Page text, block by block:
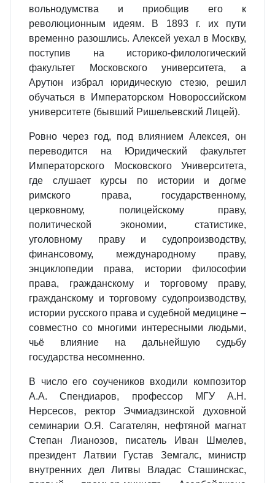
вольнодумства и приобщив его к
революционным идеям. В 1893 г. их пути
временно разошлись. Алексей уехал в Москву,
поступив на историко-филологический
факультет Московского университета, а
Арутюн избрал юридическую стезю, решил
обучаться в Императорском Новороссийском
университете (бывший Ришельевский Лицей).
Ровно через год, под влиянием Алексея, он
переводится на Юридический факультет
Императорского Московского Университета,
где слушает курсы по истории и догме
римского права, государственному,
церковному, полицейскому праву,
политической экономии, статистике,
уголовному праву и судопроизводству,
финансовому, международному праву,
энциклопедии права, истории философии
права, гражданскому и торговому праву,
гражданскому и торговому судопроизводству,
истории русского права и судебной медицине –
совместно со многими интересными людьми,
чьё влияние на дальнейшую судьбу
государства несомненно.
В число его соучеников входили композитор
А.А. Спендиаров, профессор МГУ А.Н.
Нерсесов, ректор Эчмиадзинской духовной
семинарии О.Я. Сагателян, нефтяной магнат
Степан Лианозов, писатель Иван Шмелев,
президент Латвии Густав Земгалс, министр
внутренних дел Литвы Владас Сташинскас,